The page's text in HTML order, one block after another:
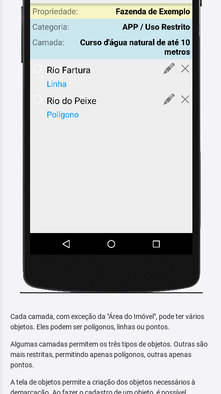
Cada camada, com exceção da "Área do Imóvel", pode ter vários
objetos. Eles podem ser polígonos, linhas ou pontos.
Algumas camadas permitem os três tipos de objetos. Outras são
mais restritas, permitindo apenas polígonos, outras apenas
pontos.
A tela de objetos permite a criação dos objetos necessários à